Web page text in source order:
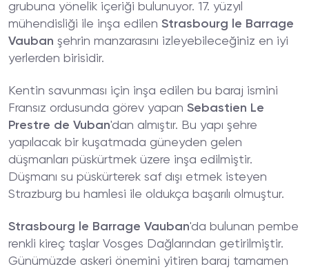
grubuna yönelik içeriği bulunuyor. 17. yüzyıl
mühendisliği ile inşa edilen Strasbourg le Barrage
Vauban şehrin manzarasını izleyebileceğiniz en iyi
yerlerden birisidir.
Kentin savunması için inşa edilen bu baraj ismini
Fransız ordusunda görev yapan Sebastien Le
Prestre de Vuban'dan almıştır. Bu yapı şehre
yapılacak bir kuşatmada güneyden gelen
düşmanları püskürtmek üzere inşa edilmiştir.
Düşmanı su püskürterek saf dışı etmek isteyen
Strazburg bu hamlesi ile oldukça başarılı olmuştur.
Strasbourg le Barrage Vauban'da bulunan pembe
renkli kireç taşlar Vosges Dağlarından getirilmiştir.
Günümüzde askeri önemini yitiren baraj tamamen